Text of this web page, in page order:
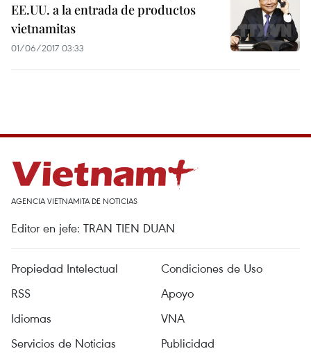
EE.UU. a la entrada de productos
vietnamitas
01/06/2017 03:33
AGENCIA VIETNAMITA DE NOTICIAS
Editor en jefe: TRAN TIEN DUAN
Propiedad Intelectual
Condiciones de Uso
RSS
Apoyo
Idiomas
VNA
Servicios de Noticias
Publicidad